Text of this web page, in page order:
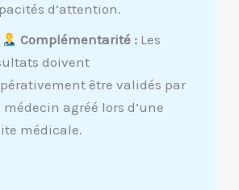
d’attention.
Complémentarité : Les
doivent
être validés par
médecin agréé lors d’une
médicale.